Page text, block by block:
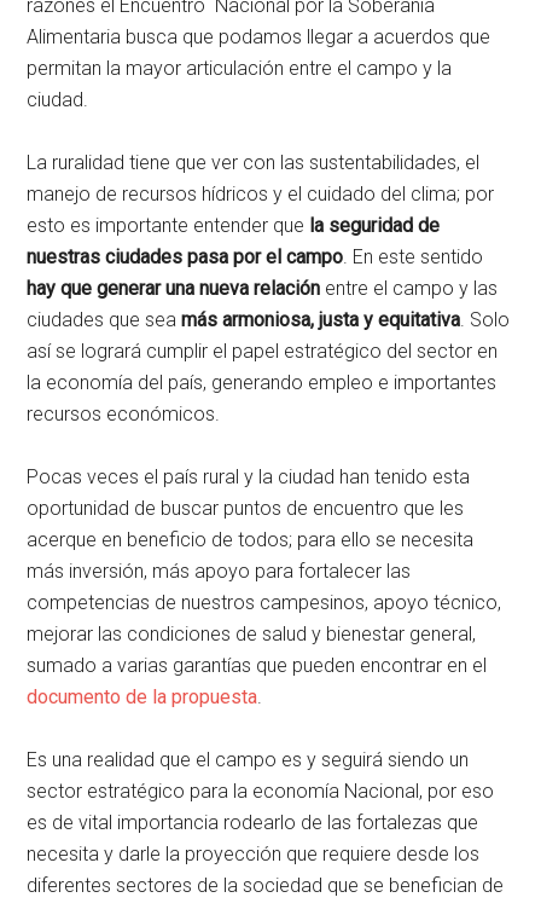
razones el Encuentro Nacional por la Soberanía
Alimentaria busca que podamos llegar a acuerdos que
permitan la mayor articulación entre el campo y la
ciudad.
La ruralidad tiene que ver con las sustentabilidades, el
manejo de recursos hídricos y el cuidado del clima; por
esto es importante entender que la seguridad de
nuestras ciudades pasa por el campo. En este sentido
hay que generar una nueva relación entre el campo y las
ciudades que seamás armoniosa, justa y equitativa. Solo
así se logrará cumplir el papel estratégico del sector en
la economía del país, generando empleo e importantes
recursos económicos.
Pocas veces el país rural y la ciudad han tenido esta
oportunidad de buscar puntos de encuentro que les
acerque en beneficio de todos; para ello se necesita
más inversión, más apoyo para fortalecer las
competencias de nuestros campesinos, apoyo técnico,
mejorar las condiciones de salud y bienestar general,
sumado a varias garantías que pueden encontrar en el
documento de la propuesta.
Es una realidad que el campo es y seguirá siendo un
sector estratégico para la economía Nacional, por eso
es de vital importancia rodearlo de las fortalezas que
necesita y darle la proyección que requiere desde los
diferentes sectores de la sociedad que se benefician de